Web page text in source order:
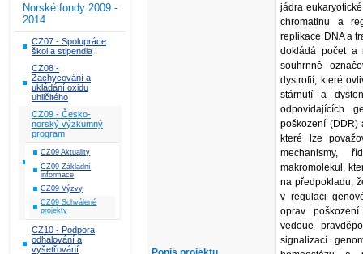
Norské fondy 2009 -
2014
CZ07 - Spolupráce
škol a stipendia
CZ08 -
Zachycování a
ukládání oxidu
uhličitého
CZ09 - Česko-
norský výzkumný
program
CZ09 Aktuality
CZ09 Základní
informace
CZ09 Výzvy
CZ09 Schválené
projekty
CZ10 - Podpora
odhalování a
vyšetřování
jádra
chromatinu a
replikace DNA a
dokládá počet a
souhrnně
dystrofií, které
stárnutí a
odpovídajících
poškození (DDR)
které lze
mechanismy,
makromolekul,
na předpokladu,
v regulaci
oprav
vedoue
signalizací